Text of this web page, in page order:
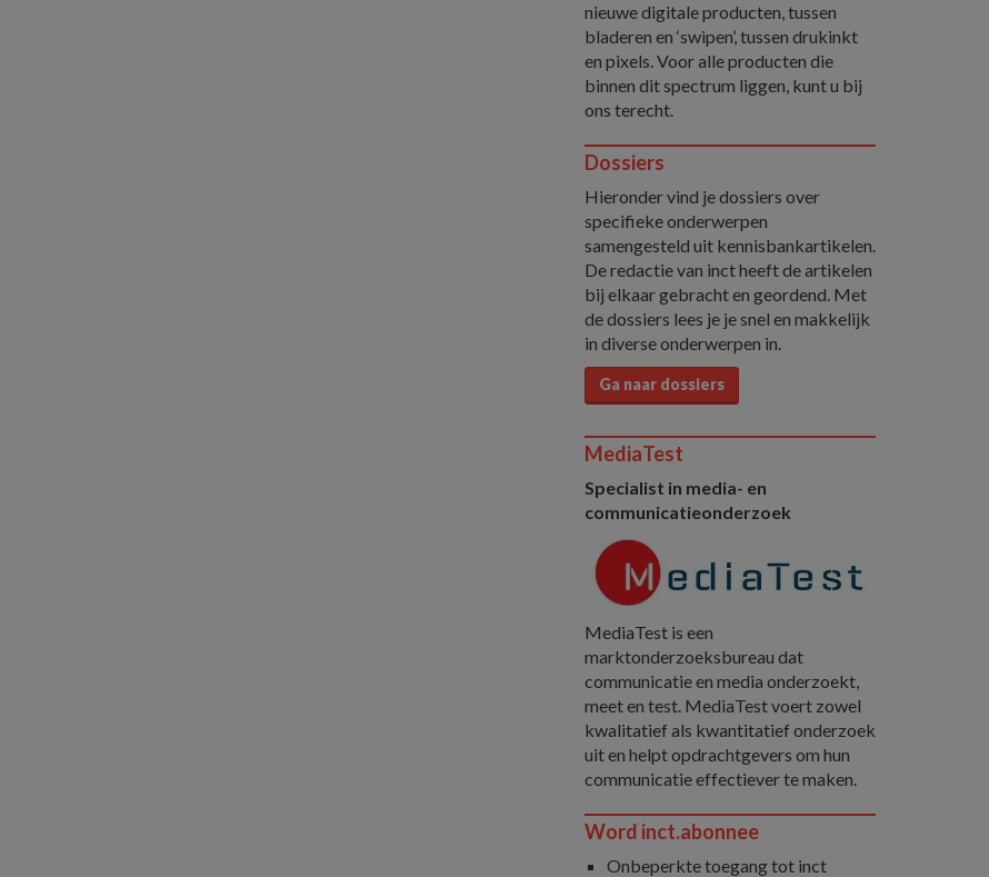
nieuwe digitale producten, tussen
bladeren en ‘swipen’, tussen drukinkt
en pixels. Voor alle producten die
binnen dit spectrum liggen, kunt u bij
ons terecht.
Dossiers
Hieronder vind je dossiers over
specifieke onderwerpen
samengesteld uit kennisbankartikelen.
De redactie van inct heeft de artikelen
bij elkaar gebracht en geordend. Met
de dossiers lees je je snel en makkelijk
in diverse onderwerpen in.
Ga naar dossiers
MediaTest
Specialist in media- en
communicatieonderzoek
MediaTest is een
marktonderzoeksbureau dat
communicatie en media onderzoekt,
meet en test. MediaTest voert zowel
kwalitatief als kwantitatief onderzoek
uit en helpt opdrachtgevers om hun
communicatie effectiever te maken.
Word inct.abonnee
Onbeperkte toegang tot inct